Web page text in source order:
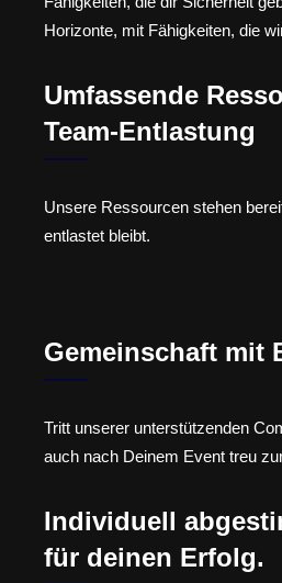
Horizonte, mit Fähigkeiten, die
Umfassende
Team-Entlastung
Unsere Ressourcen stehen
entlastet bleibt.
Gemeinschaft mit
Tritt unserer unterstützenden
auch nach Deinem Event treu
Individuell
für deinen Erfolg.